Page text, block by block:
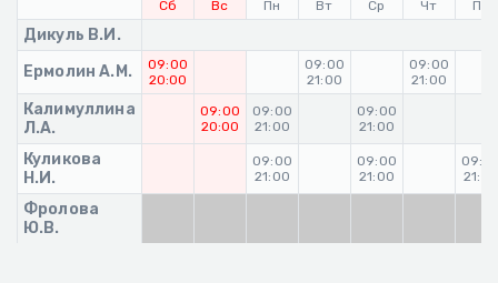
Сб Вс Пн Вт Ср Чт Пт
Дикуль В.И.
Ермолин А.М.
09:00
20:00
09:00
21:00
09:00
21:00
Калимуллина
Л.А.
09:00
20:00
09:00
21:00
09:00
21:00
Куликова
Н.И.
09:00
21:00
09:00
21:00
21:00
Фролова
Ю.В.